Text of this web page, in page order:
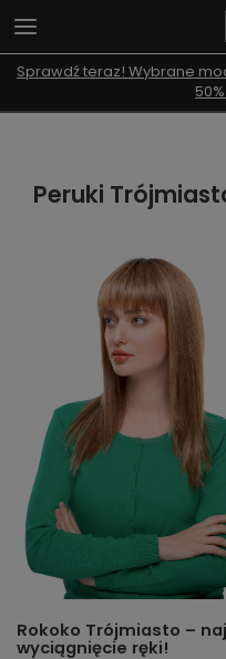
Sprawdź teraz! Wybrane
Peruki
Rokoko Trójmiasto –
wyciągnięcie ręki!